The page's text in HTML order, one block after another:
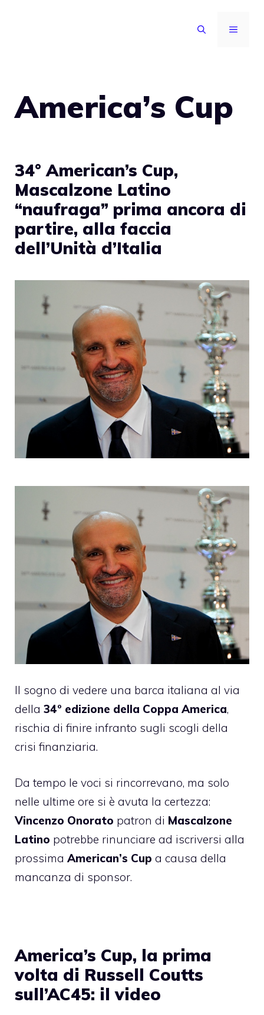
MENU
America’s Cup
34° American’s Cup,
Mascalzone Latino
“naufraga” prima ancora di
partire, alla faccia
dell’Unità d’Italia
Il sogno di vedere una barca italiana al via
della 34° edizione della Coppa America,
rischia di finire infranto sugli scogli della
crisi finanziaria.
Da tempo le voci si rincorrevano, ma solo
nelle ultime ore si è avuta la certezza:
Vincenzo Onorato patron di Mascalzone
Latino potrebbe rinunciare ad iscriversi alla
prossima American’s Cup a causa della
mancanza di sponsor.
America’s Cup, la prima
volta di Russell Coutts
sull’AC45: il video